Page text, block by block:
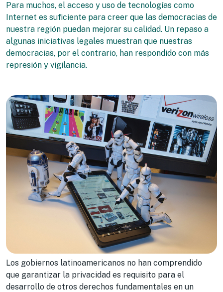
Para muchos, el acceso y uso de tecnologías como
Internet es suficiente para creer que las democracias de
nuestra región puedan mejorar su calidad. Un repaso a
algunas iniciativas legales muestran que nuestras
democracias, por el contrario, han respondido con más
represión y vigilancia.
Los gobiernos latinoamericanos no han comprendido
que garantizar la privacidad es requisito para el
desarrollo de otros derechos fundamentales en un